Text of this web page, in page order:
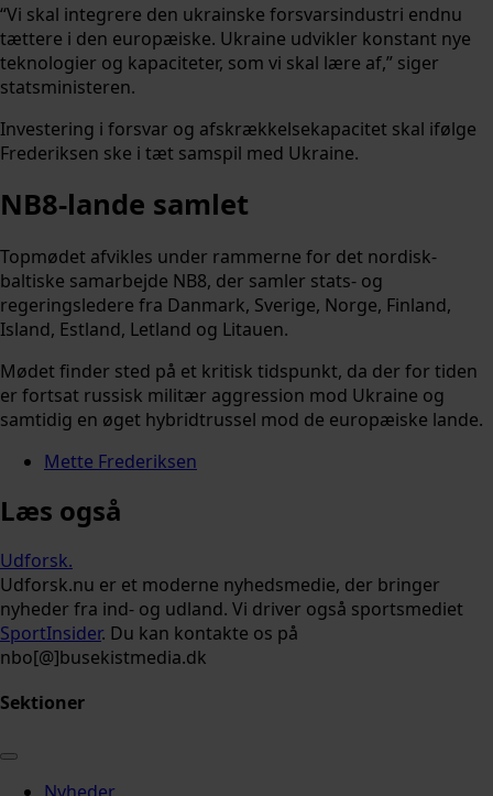
“Vi skal integrere den ukrainske forsvarsindustri endnu
tættere i den europæiske. Ukraine udvikler konstant nye
teknologier og kapaciteter, som vi skal lære af,” siger
statsministeren.
Investering i forsvar og afskrækkelsekapacitet skal ifølge
Frederiksen ske i tæt samspil med Ukraine.
NB8-lande samlet
Topmødet afvikles under rammerne for det nordisk-
baltiske samarbejde NB8, der samler stats- og
regeringsledere fra Danmark, Sverige, Norge, Finland,
Island, Estland, Letland og Litauen.
Mødet finder sted på et kritisk tidspunkt, da der for tiden
er fortsat russisk militær aggression mod Ukraine og
samtidig en øget hybridtrussel mod de europæiske lande.
Mette Frederiksen
Læs også
Udforsk.
Udforsk.nu er et moderne nyhedsmedie, der bringer
nyheder fra ind- og udland. Vi driver også sportsmediet
SportInsider. Du kan kontakte os på
nbo[@]busekistmedia.dk
Sektioner